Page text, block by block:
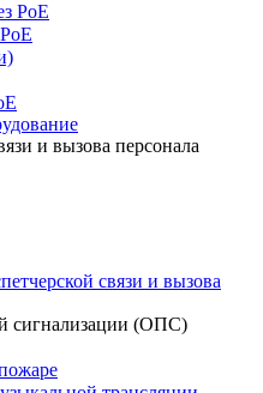
РоЕ
и вызова персонала
связи и вызова
сигнализации (ОПС)